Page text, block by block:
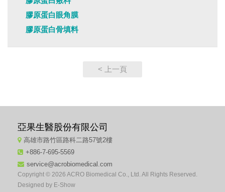
膠原蛋白眼角膜
膠原蛋白骨填料
< 上一頁
亞果生醫股份有限公司
高雄市路竹區路科二路57號2樓
+886-7-695-5569
service@acrobiomedical.com
Copyright © 2026 ACRO Biomedical Co., Ltd. All Rights Reserved.
Designed by E-Show